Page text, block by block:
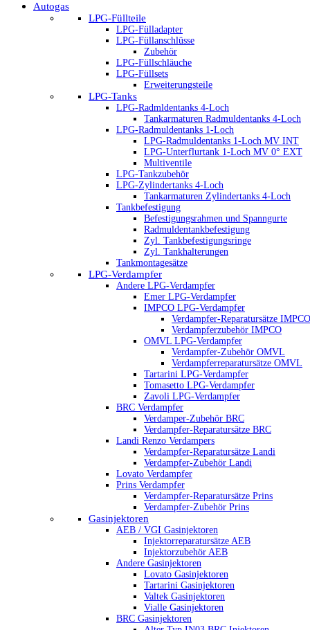
Autogas
LPG-Füllteile
LPG-Fülladapter
LPG-Füllanschlüsse
Zubehör
LPG-Füllschläuche
LPG-Füllsets
Erweiterungsteile
LPG-Tanks
LPG-Radmldentanks 4-Loch
Tankarmaturen Radmuldentanks 4-Loch
LPG-Radmuldentanks 1-Loch
LPG-Radmuldentanks 1-Loch MV INT
LPG-Unterflurtank 1-Loch MV 0° EXT
Multiventile
LPG-Tankzubehör
LPG-Zylindertanks 4-Loch
Tankarmaturen Zylindertanks 4-Loch
Tankbefestigung
Befestigungsrahmen und Spanngurte
Radmuldentankbefestigung
Zyl. Tankbefestigungsringe
Zyl. Tankhalterungen
Tankmontagesätze
LPG-Verdampfer
Andere LPG-Verdampfer
Emer LPG-Verdampfer
IMPCO LPG-Verdampfer
Verdampfer-Reparatursätze IMPCO
Verdampferzubehör IMPCO
OMVL LPG-Verdampfer
Verdampfer-Zubehör OMVL
Verdampferreparatursätze OMVL
Tartarini LPG-Verdampfer
Tomasetto LPG-Verdampfer
Zavoli LPG-Verdampfer
BRC Verdampfer
Verdamper-Zubehör BRC
Verdampfer-Reparatursätze BRC
Landi Renzo Verdampers
Verdampfer-Reparatursätze Landi
Verdampfer-Zubehör Landi
Lovato Verdampfer
Prins Verdampfer
Verdampfer-Reparatursätze Prins
Verdampfer-Zubehör Prins
Gasinjektoren
AEB / VGI Gasinjektoren
Injektorreparatursätze AEB
Injektorzubehör AEB
Andere Gasinjektoren
Lovato Gasinjektoren
Tartarini Gasinjektoren
Valtek Gasinjektoren
Vialle Gasinjektoren
BRC Gasinjektoren